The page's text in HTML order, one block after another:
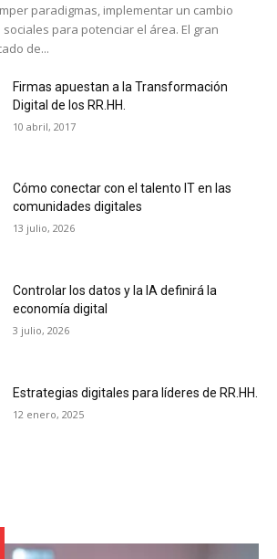
paradigmas, implementar un cambio
para potenciar el área. El gran
de...
Firmas apuestan a la Transformación
Digital de los RR.HH.
10 abril, 2017
Cómo conectar con el talento IT en las
comunidades digitales
13 julio, 2026
Controlar los datos y la IA definirá la
economía digital
3 julio, 2026
Estrategias digitales para líderes de RR.HH.
12 enero, 2025